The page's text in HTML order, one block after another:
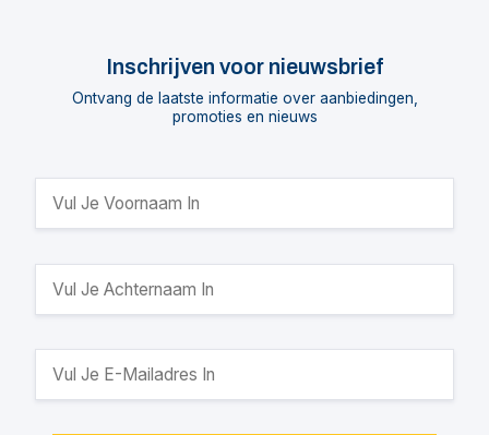
Inschrijven voor nieuwsbrief
Ontvang de laatste informatie over aanbiedingen,
promoties en nieuws